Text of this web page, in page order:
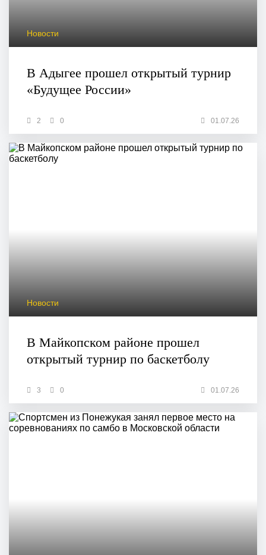
Новости
В Адыгее прошел открытый турнир
«Будущее России»
2 0 01.07.26
Новости
В Майкопском районе прошел
открытый турнир по баскетболу
3 0 01.07.26